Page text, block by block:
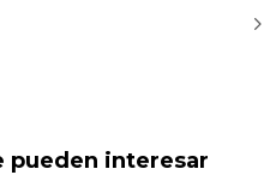
pueden interesar